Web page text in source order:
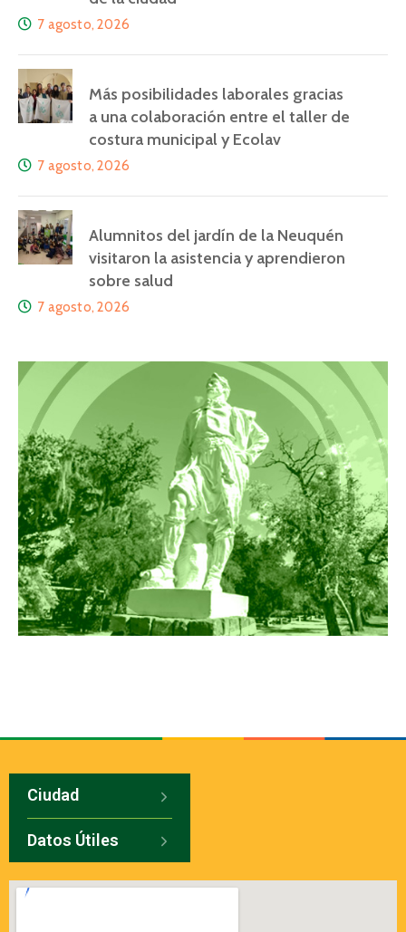
7 agosto, 2026
Más posibilidades laborales gracias
a una colaboración entre el taller de
costura municipal y Ecolav
7 agosto, 2026
Alumnitos del jardín de la Neuquén
visitaron la asistencia y aprendieron
sobre salud
7 agosto, 2026
Ciudad
Datos Útiles